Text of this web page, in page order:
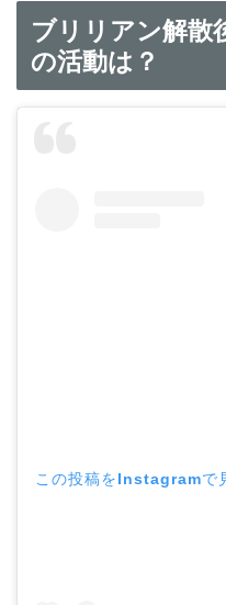
ブリリアン解散
の活動は？
この投稿をInstagramで